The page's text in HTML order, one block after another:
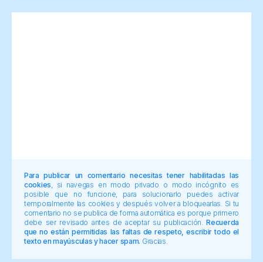
Para publicar un comentario necesitas tener habilitadas las
cookies , si navegas en modo privado o modo incógnito es
posible que no funcione, para solucionarlo puedes activar
temporalmente las cookies y después volver a bloquearlas. Si tu
comentario no se publica de forma automática es porque primero
debe ser revisado antes de aceptar su publicación.Recuerda
que no están permitidas las faltas de respeto, escribir todo el
texto en mayúsculas y hacer spam. Gracias.